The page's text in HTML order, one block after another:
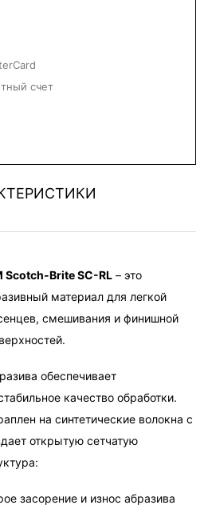
счет
Scotch-Brite SC-RL – это
материал для легкой
смешивания и финишной
обеспечивает
качество обработки.
на синтетические волокна с
открытую сетчатую
засорение и износ абразива